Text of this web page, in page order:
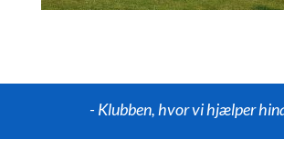
- Klubben, hvor vi hjælper